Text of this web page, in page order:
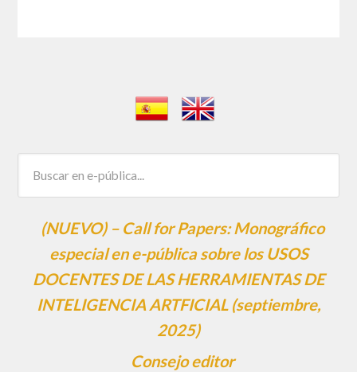
(NUEVO) – Call for Papers: Monográfico
especial en e-pública sobre los USOS
DOCENTES DE LAS HERRAMIENTAS DE
INTELIGENCIA ARTFICIAL (septiembre,
2025)
Consejo editor